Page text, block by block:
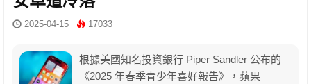
2025-04-15 17033
根據美國知名投資銀行 Piper Sandler 公布的
《2025 年春季青少年喜好報告》，蘋果